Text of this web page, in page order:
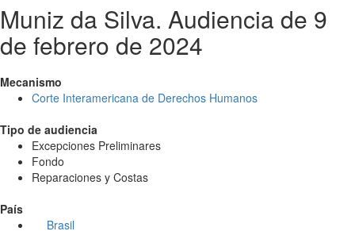
Muniz da Silva. Audiencia de 9
de febrero de 2024
Mecanismo
Corte Interamericana de Derechos Humanos
Tipo de audiencia
Excepciones Preliminares
Fondo
Reparaciones y Costas
País
Brasil